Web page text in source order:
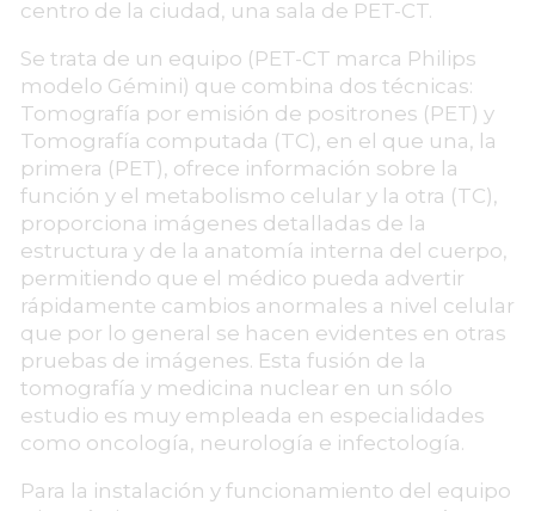
centro de la ciudad, una sala de PET-CT.
Se trata de un equipo (PET-CT marca Philips
modelo Gémini) que combina dos técnicas:
Tomografía por emisión de positrones (PET) y
Tomografía computada (TC), en el que una, la
primera (PET), ofrece información sobre la
función y el metabolismo celular y la otra (TC),
proporciona imágenes detalladas de la
estructura y de la anatomía interna del cuerpo,
permitiendo que el médico pueda advertir
rápidamente cambios anormales a nivel celular
que por lo general se hacen evidentes en otras
pruebas de imágenes. Esta fusión de la
tomografía y medicina nuclear en un sólo
estudio es muy empleada en especialidades
como oncología, neurología e infectología.
Para la instalación y funcionamiento del equipo